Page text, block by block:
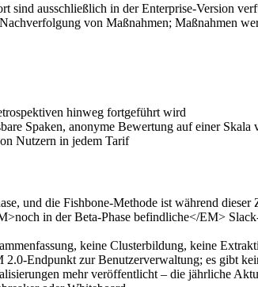
sind ausschließlich in der Enterprise-Version
von Maßnahmen; Maßnahmen
hinweg fortgeführt wird
Spaken, anonyme Bewertung auf einer Skala
Nutzern in jedem Tarif
und die Fishbone-Methode ist während
in der Beta-Phase befindliche</EM>
keine Clusterbildung, keine
Endpunkt zur Benutzerverwaltung; es gibt
mehr veröffentlicht – die jährliche